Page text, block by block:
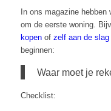
In ons magazine
om de eerste woning.
kopenof zelf aan de
beginnen:
Waar moet je
Checklist: